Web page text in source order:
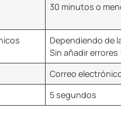
30 minutos o
Dependiendo de
Sin añadir
Correo
5 segundos